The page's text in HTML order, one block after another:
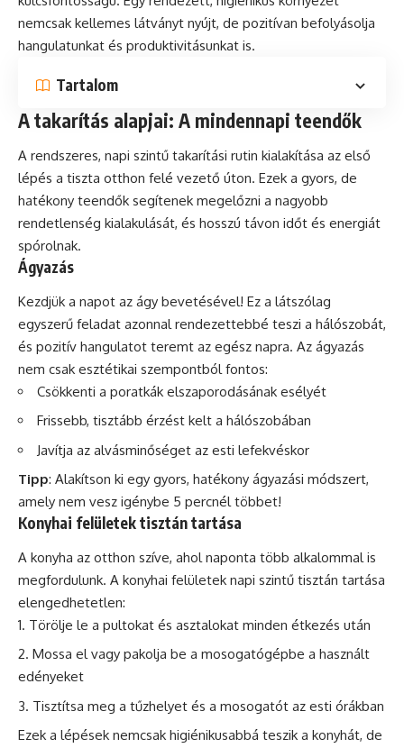
nemcsak kellemes látványt nyújt, de pozitívan befolyásolja
hangulatunkat és produktivitásunkat is.
Tartalom
A takarítás alapjai: A mindennapi teendők
A rendszeres, napi szintű takarítási rutin kialakítása az első
lépés a tiszta otthon felé vezető úton. Ezek a gyors, de
hatékony teendők segítenek megelőzni a nagyobb
rendetlenség kialakulását, és hosszú távon időt és energiát
spórolnak.
Ágyazás
Kezdjük a napot az ágy bevetésével! Ez a látszólag
egyszerű feladat azonnal rendezettebbé teszi a hálószobát,
és pozitív hangulatot teremt az egész napra. Az ágyazás
nem csak esztétikai szempontból fontos:
Csökkenti a poratkák elszaporodásának esélyét
Frissebb, tisztább érzést kelt a hálószobában
Javítja az alvásminőséget az esti lefekvéskor
Tipp: Alakítson ki egy gyors, hatékony ágyazási módszert,
amely nem vesz igénybe 5 percnél többet!
Konyhai felületek tisztán tartása
A konyha az otthon szíve, ahol naponta több alkalommal is
megfordulunk. A konyhai felületek napi szintű tisztán tartása
elengedhetetlen:
Törölje le a pultokat és asztalokat minden étkezés után
Mossa el vagy pakolja be a mosogatógépbe a használt
edényeket
Tisztítsa meg a tűzhelyet és a mosogatót az esti órákban
Ezek a lépések nemcsak higiénikusabbá teszik a konyhát, de